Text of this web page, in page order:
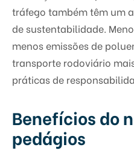
tráfego também têm um
de sustentabilidade.
menos emissões de
transporte rodoviário
práticas de
Benefícios do
pedágios